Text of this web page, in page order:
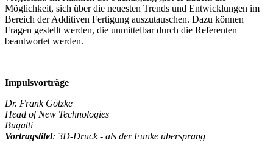
Möglichkeit, sich über die neuesten Trends und Entwicklungen im
Bereich der Additiven Fertigung auszutauschen. Dazu können
Fragen gestellt werden, die unmittelbar durch die Referenten
beantwortet werden.
Impulsvorträge
Dr. Frank Götzke
Head of New Technologies
Bugatti
Vortragstitel: 3D-Druck - als der Funke übersprang